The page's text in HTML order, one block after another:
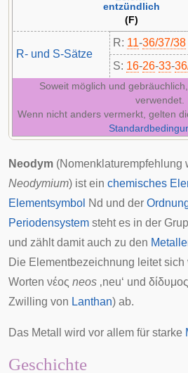
entzündlich
(F)
R- und S-Sätze
R: 11-36/37/38
S: 16-26-33-
Soweit möglich und
verwendet.
Wenn nicht anders vermerkt, gelten
Neodym (Nomenklaturempfehlung
Neodymium) ist ein chemisches
Elementsymbol Nd und der
Periodensystem steht es in der
und zählt damit auch zu den
Die Elementbezeichnung leitet
Worten νέος neos ‚neu‘ und δίδυμος
Zwilling von Lanthan) ab.
Das Metall wird vor allem für starke
Geschichte